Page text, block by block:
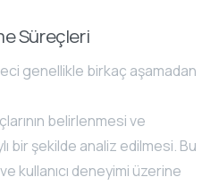
Süreçleri
genellikle birkaç aşamadan
belirlenmesi ve
bir şekilde analiz edilmesi. Bu
kullanıcı deneyimi üzerine